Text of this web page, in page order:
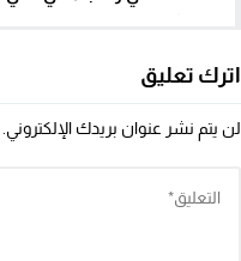
اترك تعليق
لن يتم نشر عنوان بريدك الإلكتروني.